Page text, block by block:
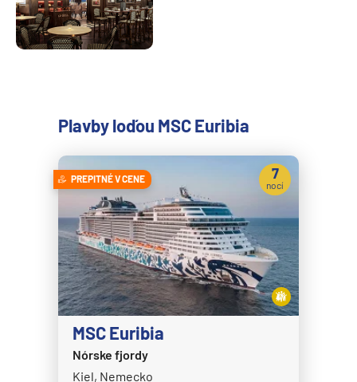
Plavby loďou MSC Euribia
PREPITNÉ V CENE
MSC Euribia
Nórske fjordy
Kiel, Nemecko
7
nocí